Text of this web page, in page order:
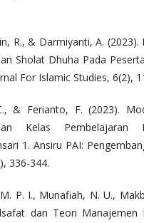
R., & Darmiyanti, A.
Sholat Dhuha Pada
For Islamic Studies, 6(2),
& Ferianto, F. (2023).
Kelas
1. Ansiru PAI:
336-344.
P. I., Munafiah, N. U.,
dan Teori Manajemen